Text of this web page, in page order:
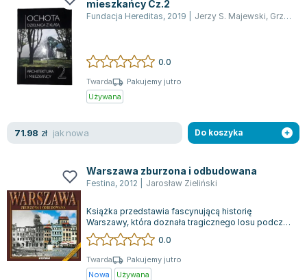
Zygmunt Freud
Agata Passent
Michel Moran
Maciej Orłoś
Jo Nesbo
Katarzyna Miller
Antoine de Saint Exupery
Lew Tołstoj
Marcin Meller
Paulina Młynarska
ks. Piotr Pawlukiewicz
Jarosław Sokołowski
Piotr Latocha
Michael Scott
mieszkańcy Cz.2
Fundacja Hereditas, 2019 Jerzy S. Majewski, Grzegorz Mika
0.0
Twarda
Pakujemy jutro
Używana
71.98 zł jak nowa Do koszyka
Warszawa zburzona i odbudowana
Festina, 2012 Jarosław Zieliński
Książka przedstawia fascynującą historię
Warszawy, która doznała tragicznego losu podczas
II wojny światowej, a następnie została...
0.0
Twarda
Pakujemy jutro
Nowa
Używana